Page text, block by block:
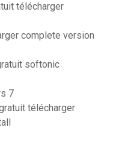
télécharger
complete version
softonic
7
télécharger